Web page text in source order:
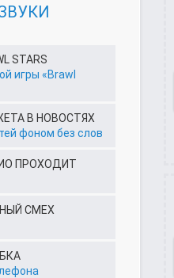
STARS
игры «Brawl
В НОВОСТЯХ
фоном без слов
ПРОХОДИТ
СМЕХ